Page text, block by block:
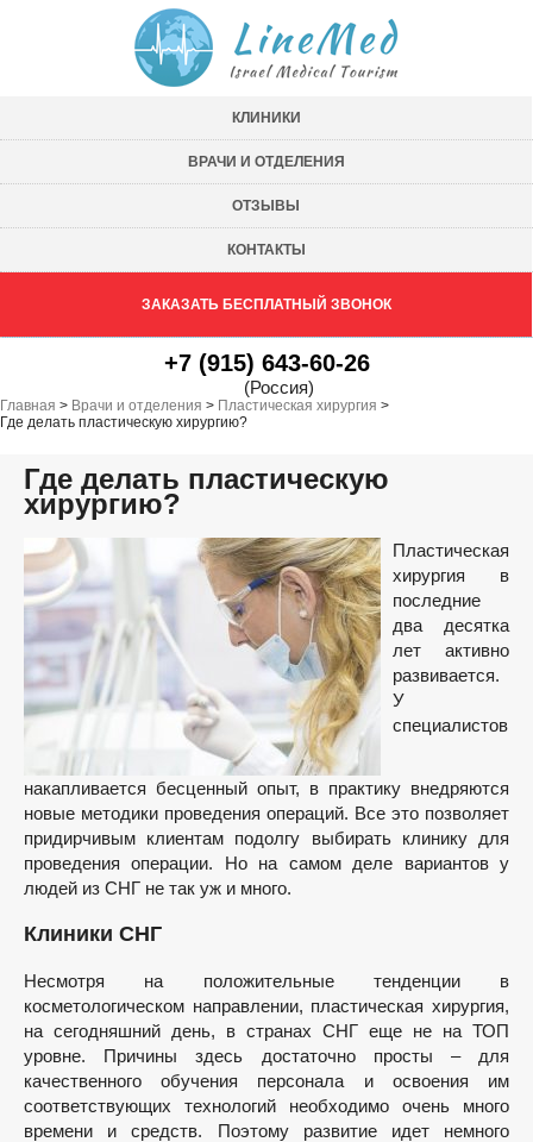
КЛИНИКИ
ВРАЧИ И ОТДЕЛЕНИЯ
ОТЗЫВЫ
КОНТАКТЫ
ЗАКАЗАТЬ БЕСПЛАТНЫЙ ЗВОНОК
+7 (915) 643-60-26
(Россия)
Главная > Врачи и отделения > Пластическая хирургия >
Где делать пластическую хирургию?
Где делать пластическую
хирургию?
Пластическая
хирургия в
последние
два десятка
лет активно
развивается.
У
специалистов
накапливается бесценный опыт, в практику внедряются
новые методики проведения операций. Все это позволяет
придирчивым клиентам подолгу выбирать клинику для
проведения операции. Но на самом деле вариантов у
людей из СНГ не так уж и много.
Клиники СНГ
Несмотря на положительные тенденции в
косметологическом направлении, пластическая хирургия,
на сегодняшний день, в странах СНГ еще не на ТОП
уровне. Причины здесь достаточно просты – для
качественного обучения персонала и освоения им
соответствующих технологий необходимо очень много
времени и средств. Поэтому развитие идет немного